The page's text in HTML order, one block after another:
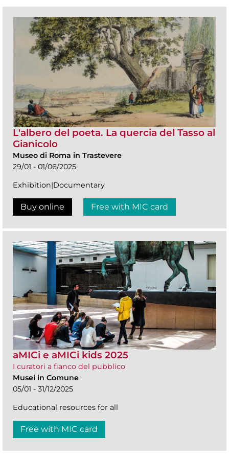
L'albero del poeta. La quercia del Tasso al
Gianicolo
Museo di Roma in Trastevere
29/01 - 01/06/2025
Exhibition|Documentary
Buy online Free with MIC card
aMICi e aMICi kids 2025
I curatori a fianco del pubblico
Musei in Comune
05/01 - 31/12/2025
Educational resources for all
Free with MIC card